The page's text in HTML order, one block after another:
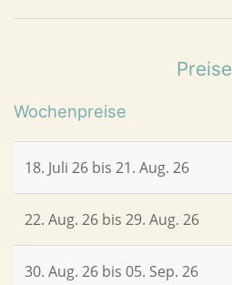
Preise
Wochenpreise
18. Juli 26 bis 21. Aug. 26
22. Aug. 26 bis 29. Aug. 26
30. Aug. 26 bis 05. Sep. 26